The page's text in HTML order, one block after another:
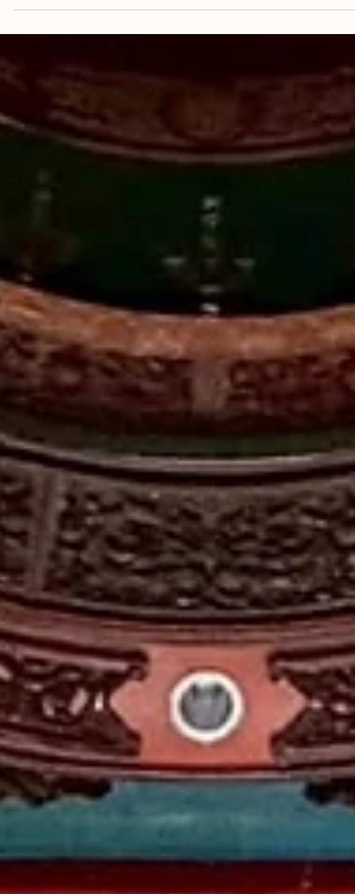
卓蘭水梨開放預購！
夏天，就是要吃一顆清甜多汁的卓蘭水梨。 來自苗栗卓蘭果園，新鮮
收、產地直送，每一口都能吃到細緻果肉與飽滿水分，冰鎮後更是清
解膩，無論自己享用或送禮都很適合。 😃 為什麼選卓蘭水梨？ ✔ 果肉
細緻、清脆多汁 ✔ 甜度高、爽口不膩 ✔ 產地新鮮直送，品質更有保障 ✔
一年只有一季，錯過就要再等一年 產地直送、新鮮採收，想吃今年最
鮮的水梨，趕緊訂購！ ★ 訂購網址：
https://form.jotform.com/262001288725454 限量採收、依採果
出貨，想吃今年最新鮮的卓蘭水梨，建議提早預訂～